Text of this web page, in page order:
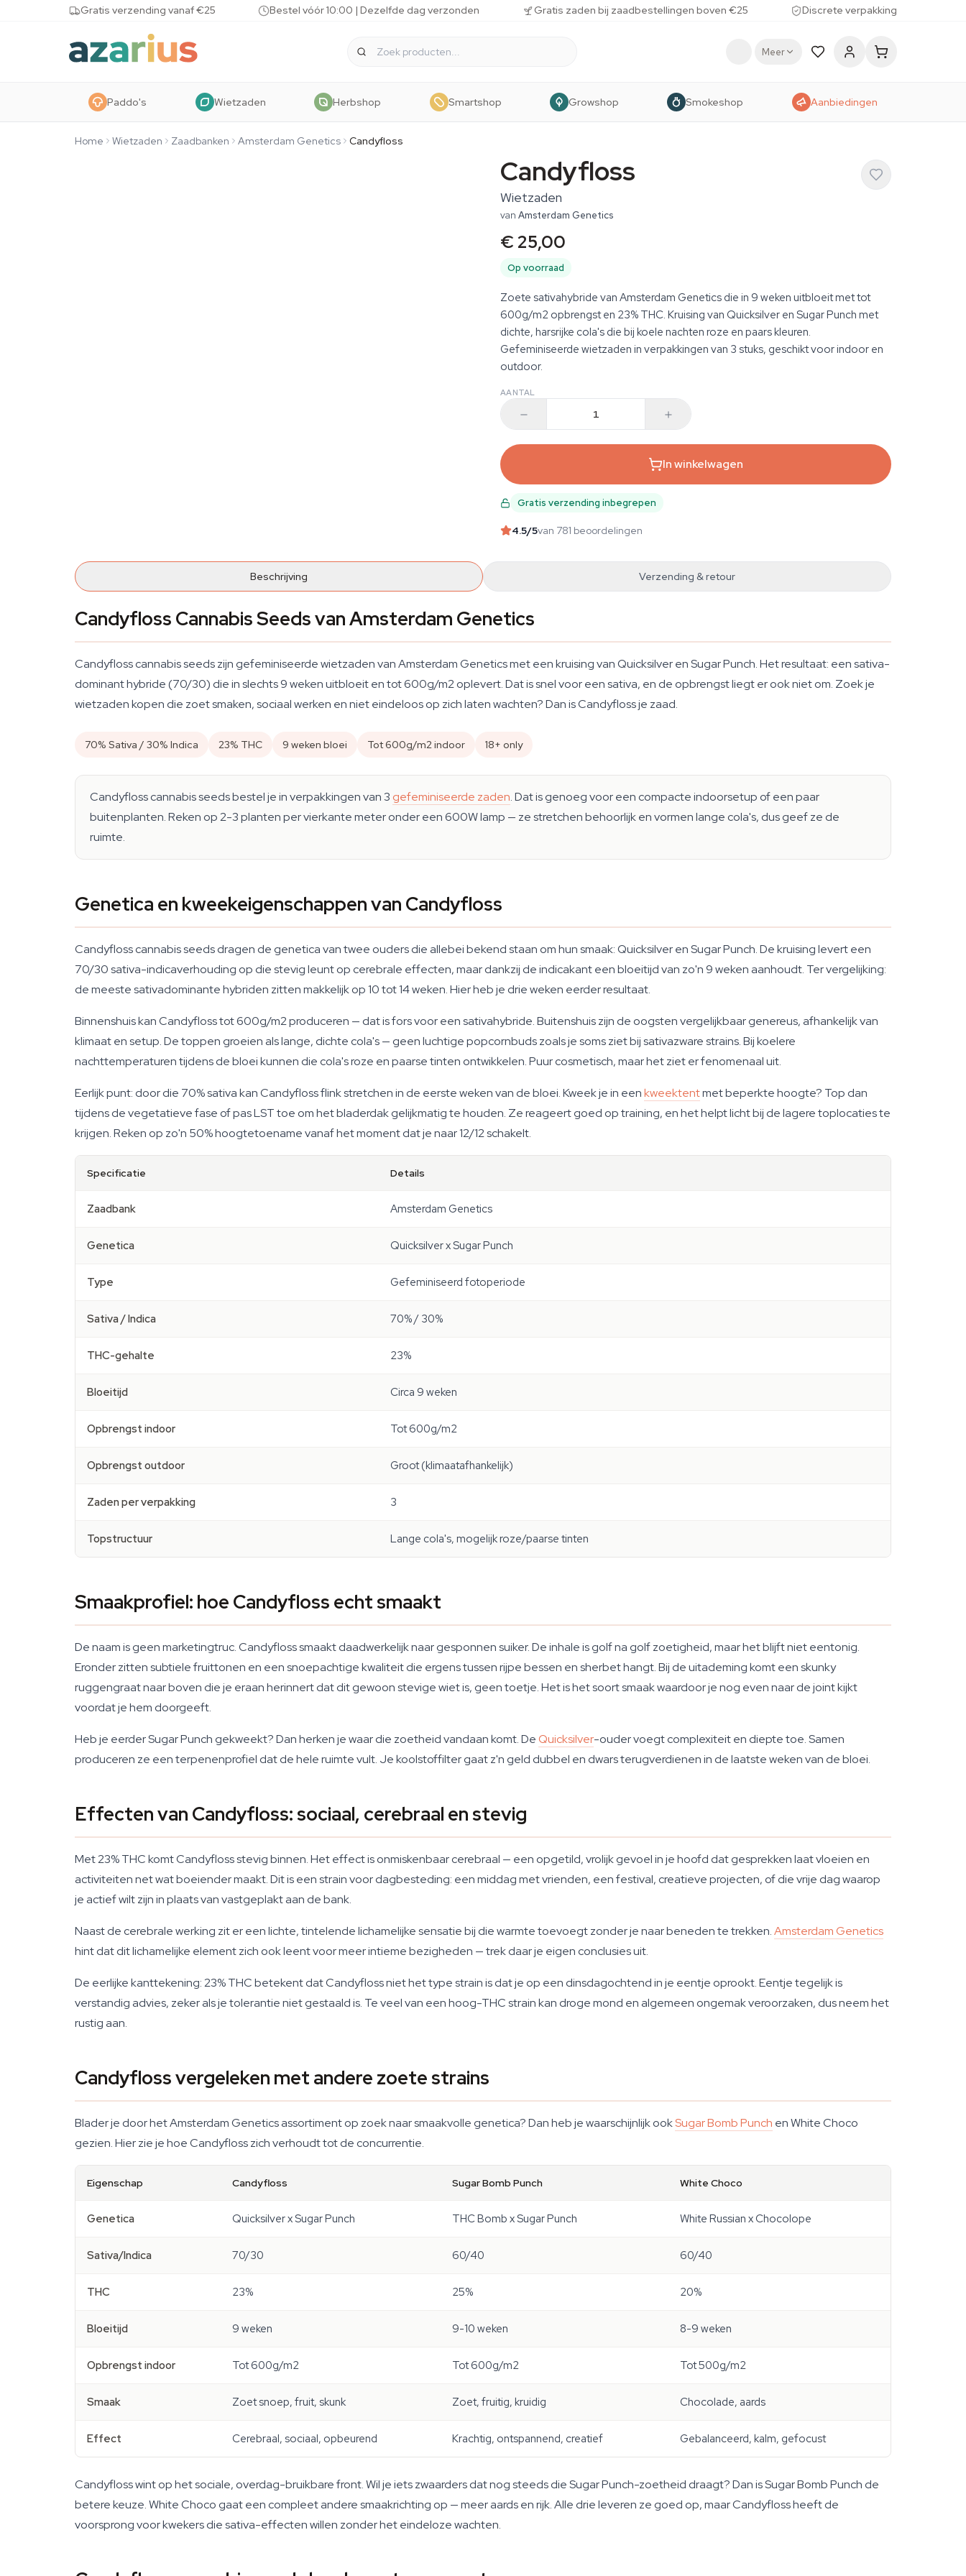
Skip to content Gratis verzending vanaf €25 Bestel vóór 10:00 | Dezelfde dag verzonden Gratis zaden bij zaadbestellingen boven €25 Discrete verpakking
Meer
Paddo's Wietzaden Herbshop Smartshop Growshop Smokeshop Aanbiedingen
Home Wietzaden Zaadbanken Amsterdam Genetics Candyfloss
Candyfloss
Wietzaden
van Amsterdam Genetics
€ 25,00
Op voorraad
Zoete sativahybride van Amsterdam Genetics die in 9 weken uitbloeit met tot
600g/m2 opbrengst en 23% THC. Kruising van Quicksilver en Sugar Punch met
dichte, harsrijke cola's die bij koele nachten roze en paars kleuren.
Gefeminiseerde wietzaden in verpakkingen van 3 stuks, geschikt voor indoor en
outdoor.
AANTAL
In winkelwagen
Gratis verzending inbegrepen
4.5/5van 781 beoordelingen
Beschrijving Verzending & retour
Candyfloss Cannabis Seeds van Amsterdam Genetics
Candyfloss cannabis seeds zijn gefeminiseerde wietzaden van Amsterdam Genetics met een kruising van Quicksilver en Sugar Punch. Het resultaat: een sativa-
dominant hybride (70/30) die in slechts 9 weken uitbloeit en tot 600g/m2 oplevert. Dat is snel voor een sativa, en de opbrengst liegt er ook niet om. Zoek je
wietzaden kopen die zoet smaken, sociaal werken en niet eindeloos op zich laten wachten? Dan is Candyfloss je zaad.
70% Sativa / 30% Indica 23% THC 9 weken bloei Tot 600g/m2 indoor 18+ only
Candyfloss cannabis seeds bestel je in verpakkingen van 3 gefeminiseerde zaden. Dat is genoeg voor een compacte indoorsetup of een paar
buitenplanten. Reken op 2-3 planten per vierkante meter onder een 600W lamp — ze stretchen behoorlijk en vormen lange cola's, dus geef ze de
ruimte.
Genetica en kweekeigenschappen van Candyfloss
Candyfloss cannabis seeds dragen de genetica van twee ouders die allebei bekend staan om hun smaak: Quicksilver en Sugar Punch. De kruising levert een
70/30 sativa-indicaverhouding op die stevig leunt op cerebrale effecten, maar dankzij de indicakant een bloeitijd van zo'n 9 weken aanhoudt. Ter vergelijking:
de meeste sativadominante hybriden zitten makkelijk op 10 tot 14 weken. Hier heb je drie weken eerder resultaat.
Binnenshuis kan Candyfloss tot 600g/m2 produceren — dat is fors voor een sativahybride. Buitenshuis zijn de oogsten vergelijkbaar genereus, afhankelijk van
klimaat en setup. De toppen groeien als lange, dichte cola's — geen luchtige popcornbuds zoals je soms ziet bij sativazware strains. Bij koelere
nachttemperaturen tijdens de bloei kunnen die cola's roze en paarse tinten ontwikkelen. Puur cosmetisch, maar het ziet er fenomenaal uit.
Eerlijk punt: door die 70% sativa kan Candyfloss flink stretchen in de eerste weken van de bloei. Kweek je in eenkweektentmet beperkte hoogte? Top dan
tijdens de vegetatieve fase of pas LST toe om het bladerdak gelijkmatig te houden. Ze reageert goed op training, en het helpt licht bij de lagere toplocaties te
krijgen. Reken op zo'n 50% hoogtetoename vanaf het moment dat je naar 12/12 schakelt.
Specificatie Details
Zaadbank Amsterdam Genetics
Genetica Quicksilver x Sugar Punch
Type Gefeminiseerd fotoperiode
Sativa / Indica 70% / 30%
THC-gehalte 23%
Bloeitijd Circa 9 weken
Opbrengst indoor Tot 600g/m2
Opbrengst outdoor Groot (klimaatafhankelijk)
Zaden per verpakking 3
Topstructuur Lange cola's, mogelijk roze/paarse tinten
Smaakprofiel: hoe Candyfloss echt smaakt
De naam is geen marketingtruc. Candyfloss smaakt daadwerkelijk naar gesponnen suiker. De inhale is golf na golf zoetigheid, maar het blijft niet eentonig.
Eronder zitten subtiele fruittonen en een snoepachtige kwaliteit die ergens tussen rijpe bessen en sherbet hangt. Bij de uitademing komt een skunky
ruggengraat naar boven die je eraan herinnert dat dit gewoon stevige wiet is, geen toetje. Het is het soort smaak waardoor je nog even naar de joint kijkt
voordat je hem doorgeeft.
Heb je eerder Sugar Punch gekweekt? Dan herken je waar die zoetheid vandaan komt. DeQuicksilver-ouder voegt complexiteit en diepte toe. Samen
produceren ze een terpenenprofiel dat de hele ruimte vult. Je koolstoffilter gaat z'n geld dubbel en dwars terugverdienen in de laatste weken van de bloei.
Effecten van Candyfloss: sociaal, cerebraal en stevig
Met 23% THC komt Candyfloss stevig binnen. Het effect is onmiskenbaar cerebraal — een opgetild, vrolijk gevoel in je hoofd dat gesprekken laat vloeien en
activiteiten net wat boeiender maakt. Dit is een strain voor dagbesteding: een middag met vrienden, een festival, creatieve projecten, of die vrije dag waarop
je actief wilt zijn in plaats van vastgeplakt aan de bank.
Naast de cerebrale werking zit er een lichte, tintelende lichamelijke sensatie bij die warmte toevoegt zonder je naar beneden te trekken.Amsterdam Genetics
hint dat dit lichamelijke element zich ook leent voor meer intieme bezigheden — trek daar je eigen conclusies uit.
De eerlijke kanttekening: 23% THC betekent dat Candyfloss niet het type strain is dat je op een dinsdagochtend in je eentje oprookt. Eentje tegelijk is
verstandig advies, zeker als je tolerantie niet gestaald is. Te veel van een hoog-THC strain kan droge mond en algemeen ongemak veroorzaken, dus neem het
rustig aan.
Candyfloss vergeleken met andere zoete strains
Blader je door het Amsterdam Genetics assortiment op zoek naar smaakvolle genetica? Dan heb je waarschijnlijk ookSugar Bomb Punch en White Choco
gezien. Hier zie je hoe Candyfloss zich verhoudt tot de concurrentie.
Eigenschap Candyfloss Sugar Bomb Punch White Choco
Genetica Quicksilver x Sugar Punch THC Bomb x Sugar Punch White Russian x Chocolope
Sativa/Indica 70/30 60/40 60/40
THC 23% 25% 20%
Bloeitijd 9 weken 9-10 weken 8-9 weken
Opbrengst indoor Tot 600g/m2 Tot 600g/m2 Tot 500g/m2
Smaak Zoet snoep, fruit, skunk Zoet, fruitig, kruidig Chocolade, aards
Effect Cerebraal, sociaal, opbeurend Krachtig, ontspannend, creatief Gebalanceerd, kalm, gefocust
Candyfloss wint op het sociale, overdag-bruikbare front. Wil je iets zwaarders dat nog steeds die Sugar Punch-zoetheid draagt? Dan is Sugar Bomb Punch de
betere keuze. White Choco gaat een compleet andere smaakrichting op — meer aards en rijk. Alle drie leveren ze goed op, maar Candyfloss heeft de
voorsprong voor kwekers die sativa-effecten willen zonder het eindeloze wachten.